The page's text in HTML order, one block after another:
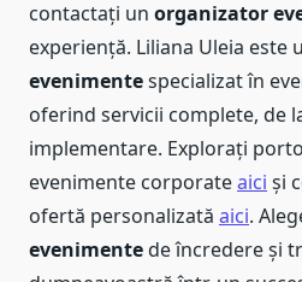
contactați un organizator
experiență. Liliana Uleia este
evenimentespecializat în
oferind servicii complete, de
implementare. Explorați
evenimente corporateaici și
ofertă personalizată aici.
evenimentede încredere și